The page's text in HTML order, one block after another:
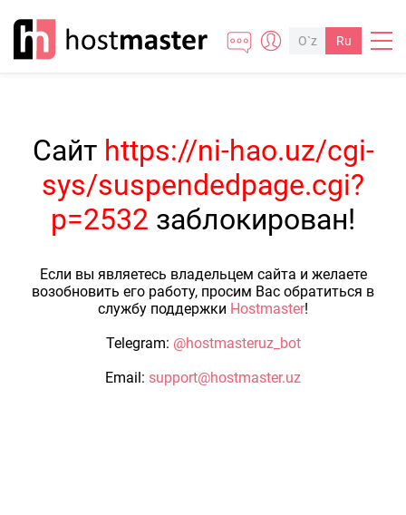
O`z Ru
Сайт https://ni-hao.uz/cgi-
sys/suspendedpage.cgi?
p=2532 заблокирован!
Если вы являетесь владельцем сайта и желаете
возобновить его работу, просим Вас обратиться в
службу поддержки Hostmaster!
Telegram: @hostmasteruz_bot
Email: support@hostmaster.uz